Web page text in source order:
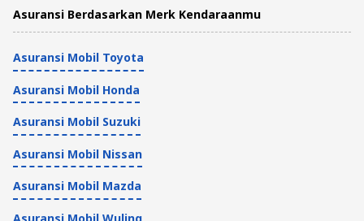
Asuransi Berdasarkan Merk Kendaraanmu
Asuransi Mobil Toyota
Asuransi Mobil Honda
Asuransi Mobil Suzuki
Asuransi Mobil Nissan
Asuransi Mobil Mazda